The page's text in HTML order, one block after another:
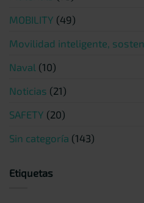
MOBILITY (49)
Movilidad inteligente,
Naval (10)
Noticias (21)
SAFETY (20)
Sin categoría (143)
Etiquetas